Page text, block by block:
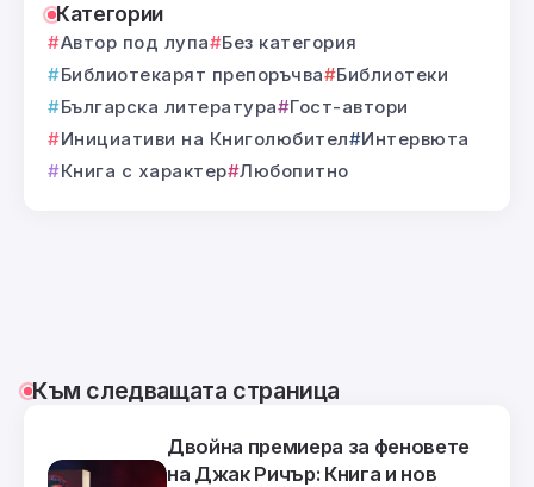
Категории
Автор под лупа
Без категория
Библиотекарят препоръчва
Библиотеки
Българска литература
Гост-автори
Инициативи на Книголюбител
Интервюта
Книга с характер Любопитно
Към следващата страница
Двойна премиера за феновете
на Джак Ричър: Книга и нов